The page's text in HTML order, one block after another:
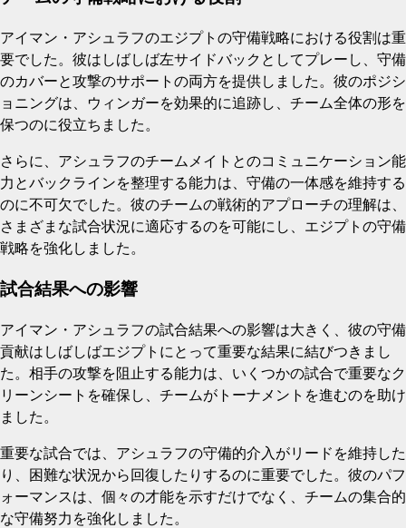
アイマン・アシュラフのエジプトの守備戦略における役割は重
要でした。彼はしばしば左サイドバックとしてプレーし、守備
のカバーと攻撃のサポートの両方を提供しました。彼のポジシ
ョニングは、ウィンガーを効果的に追跡し、チーム全体の形を
保つのに役立ちました。
さらに、アシュラフのチームメイトとのコミュニケーション能
力とバックラインを整理する能力は、守備の一体感を維持する
のに不可欠でした。彼のチームの戦術的アプローチの理解は、
さまざまな試合状況に適応するのを可能にし、エジプトの守備
戦略を強化しました。
試合結果への影響
アイマン・アシュラフの試合結果への影響は大きく、彼の守備
貢献はしばしばエジプトにとって重要な結果に結びつきまし
た。相手の攻撃を阻止する能力は、いくつかの試合で重要なク
リーンシートを確保し、チームがトーナメントを進むのを助け
ました。
重要な試合では、アシュラフの守備的介入がリードを維持した
り、困難な状況から回復したりするのに重要でした。彼のパフ
ォーマンスは、個々の才能を示すだけでなく、チームの集合的
な守備努力を強化しました。